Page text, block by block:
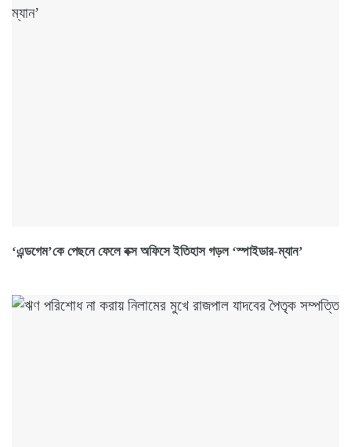
‘এন্ডগেম’কে পেছনে ফেলে বক্স অফিসে ইতিহাস গড়ল ‘স্পাইডার-ম্যান’